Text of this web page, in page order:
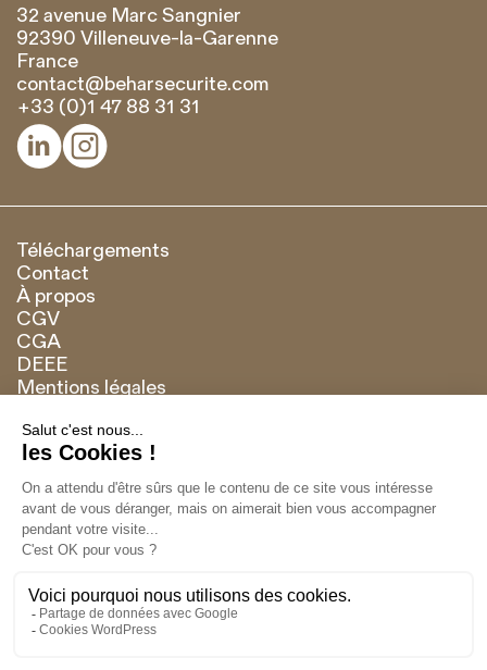
32 avenue Marc Sangnier
92390 Villeneuve-la-Garenne
France
contact@beharsecurite.com
+33 (0)1 47 88 31 31

Téléchargements
Contact
À propos
CGV
CGA
DEEE
Mentions légales
Marque de
Français English